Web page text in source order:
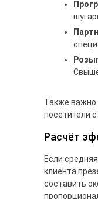
Также важно
посетители
Расчёт
Если
клиента
составить